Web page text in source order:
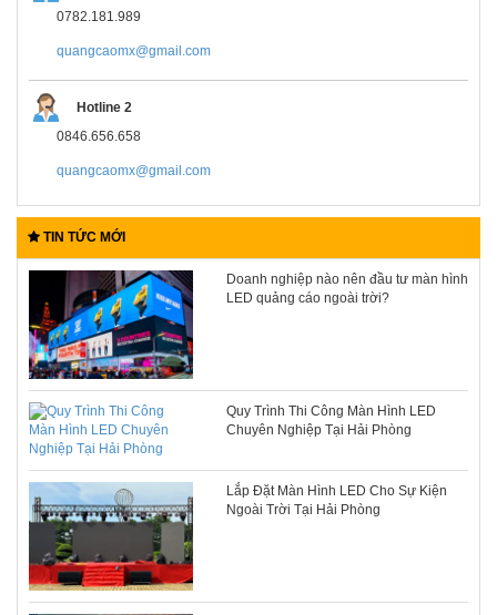
0782.181.989
quangcaomx@gmail.com
Hotline 2
0846.656.658
quangcaomx@gmail.com
TIN TỨC MỚI
Doanh nghiệp nào nên đầu tư màn hình
LED quảng cáo ngoài trời?
Quy Trình Thi Công Màn Hình LED
Chuyên Nghiệp Tại Hải Phòng
Lắp Đặt Màn Hình LED Cho Sự Kiện
Ngoài Trời Tại Hải Phòng